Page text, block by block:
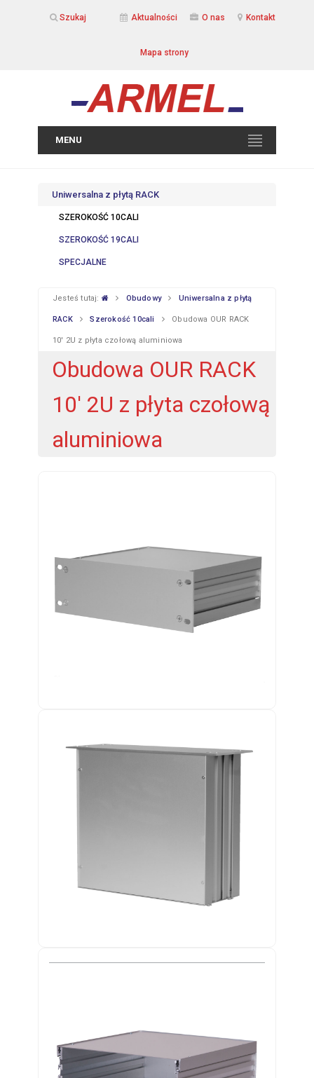
Szukaj Aktualności O nas Kontakt
Mapa strony
MENU
Uniwersalna z płytą RACK
SZEROKOŚĆ 10CALI
SZEROKOŚĆ 19CALI
SPECJALNE
Jesteś tutaj: Obudowy Uniwersalna z płytą
RACK Szerokość 10cali Obudowa OUR RACK
10′ 2U z płyta czołową aluminiowa
Obudowa OUR RACK
10′ 2U z płyta czołową
aluminiowa